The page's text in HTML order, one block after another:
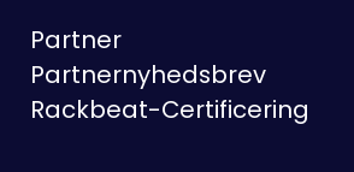
Partner
Partnernyhedsbrev
Rackbeat-Certificering